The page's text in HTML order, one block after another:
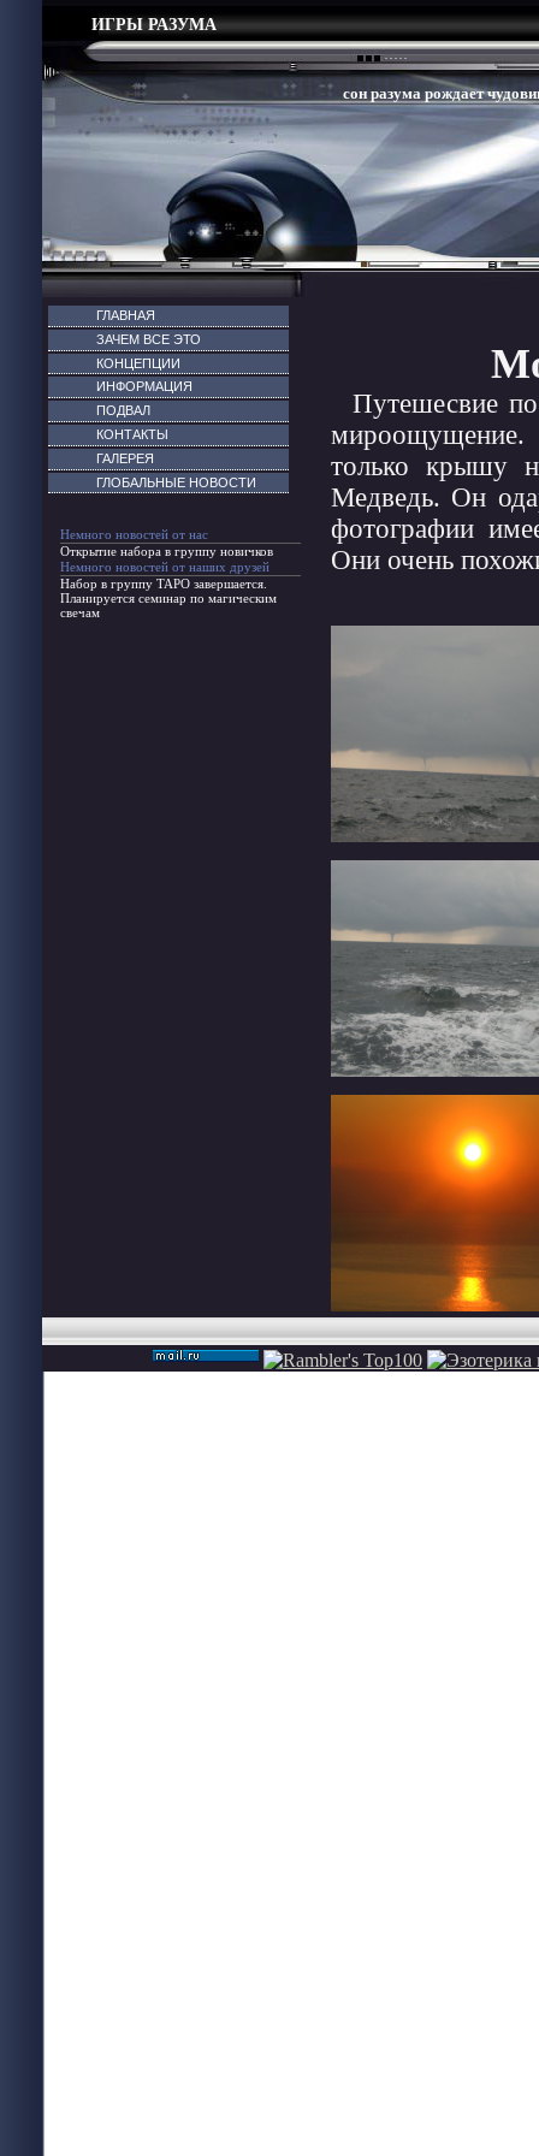
ИГРЫ РАЗУМА
сон разума рождает
Путешесвие по
мироощущение.
только крышу
Медведь. Он
фотографии
Они очень
ГЛАВНАЯ
ЗАЧЕМ ВСЕ ЭТО
КОНЦЕПЦИИ
ИНФОРМАЦИЯ
ПОДВАЛ
КОНТАКТЫ
ГАЛЕРЕЯ
ГЛОБАЛЬНЫЕ НОВОСТИ
Немного новостей от нас
Открытие набора в группу новичков
Немного новостей от наших друзей
Набор в группу ТАРО завершается.
Планируется семинар по магическим
свечам